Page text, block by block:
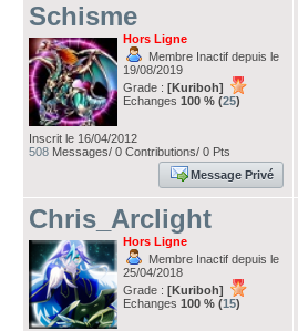
Schisme
Hors Ligne
Membre Inactif depuis le
19/08/2019
Grade : [Kuriboh]
Echanges 100 % (25)
Inscrit le 16/04/2012
508 Messages/ 0 Contributions/ 0 Pts
Message Privé
Chris_Arclight
Hors Ligne
Membre Inactif depuis le
25/04/2018
Grade : [Kuriboh]
Echanges 100 % (15)